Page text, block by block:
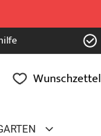
Wunschzettel